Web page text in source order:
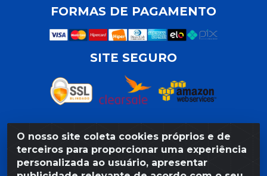
O nosso site coleta cookies próprios e de
terceiros para proporcionar uma experiência
personalizada ao usuário, apresentar
FORMAS DE PAGAMENTO
SITE SEGURO
Razão Social: Armazém Coral LTDA - Rua da Praia,
103 - São José - Recife/PE - CEP 50020-550 -
CNPJ 11.623.188/0027-80